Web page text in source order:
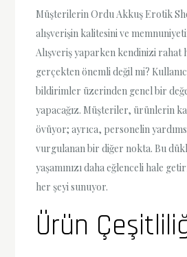
Müşterilerin Ordu Akkuş Erotik
alışverişin kalitesini ve
Alışveriş yaparken kendinizi rahat
gerçekten önemli değil mi?
bildirimler üzerinden genel bir
yapacağız. Müşteriler, ürünlerin
övüyor; ayrıca, personelin
vurgulanan bir diğer nokta. Bu
yaşamınızı daha eğlenceli hale
her şeyi sunuyor.
Ürün